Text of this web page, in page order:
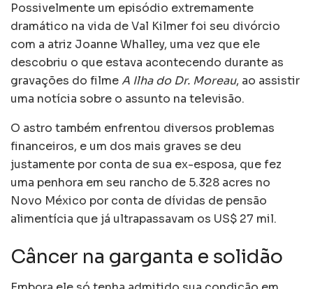
Possivelmente um episódio extremamente
dramático na vida de Val Kilmer foi seu divórcio
com a atriz Joanne Whalley, uma vez que ele
descobriu o que estava acontecendo durante as
gravações do filmeA Ilha do Dr. Moreau, ao assistir
uma notícia sobre o assunto na televisão.
O astro também enfrentou diversos problemas
financeiros, e um dos mais graves se deu
justamente por conta de sua ex-esposa, que fez
uma penhora em seu rancho de 5.328 acres no
Novo México por conta de dívidas de pensão
alimentícia que já ultrapassavam os US$ 27 mil.
Câncer na garganta e solidão